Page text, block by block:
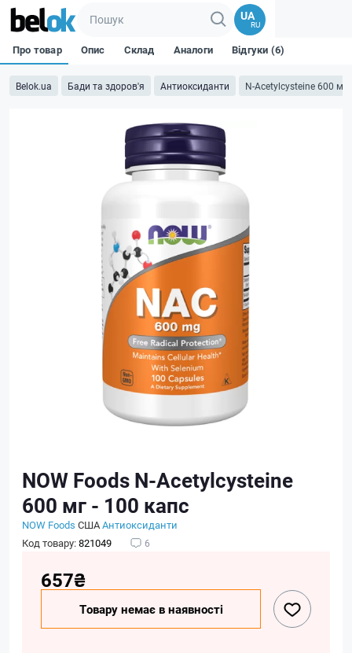
UA
RU
Belok.ua Бади та здоров'я Антиоксиданти N-Acetylcysteine 600 мг
Про товар Опис Склад Аналоги Відгуки (6)
NOW Foods N-Acetylcysteine
600 мг - 100 капс
NOW Foods СШААнтиоксиданти
Код товару:821049 6
657₴
Товару немає в наявності